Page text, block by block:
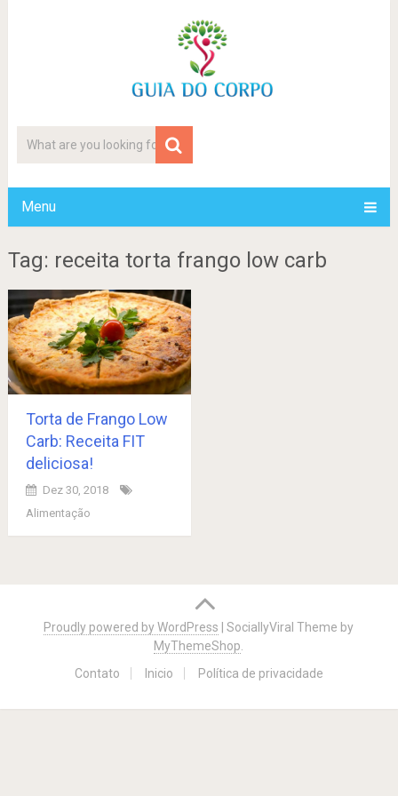
Menu
Tag: receita torta frango low carb
Torta de Frango Low
Carb: Receita FIT
deliciosa!
Dez 30, 2018
Alimentação
navigation
Proudly powered by WordPress |SociallyViral Theme by
MyThemeShop
Contato
Inicio Política de privacidade